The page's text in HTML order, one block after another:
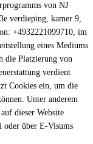
von NJ
verdieping, kamer 9,
+4932221099710, im
eines Mediums
die Platzierung von
verdient
Cookies ein, um die
Unter anderem
dieser Website
oder über E-Visums